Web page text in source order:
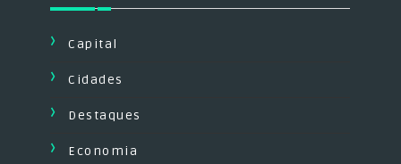
Capital
Cidades
Destaques
Economia